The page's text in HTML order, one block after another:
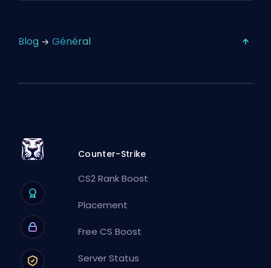
Blog Général
Counter-Strike
CS2 Rank Boost
Placement
Free CS Boost
Server Status